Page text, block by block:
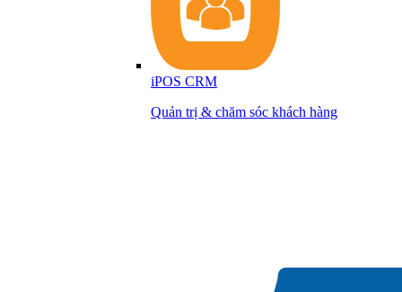
iPOS CRM
Quản trị & chăm sóc khách hàng